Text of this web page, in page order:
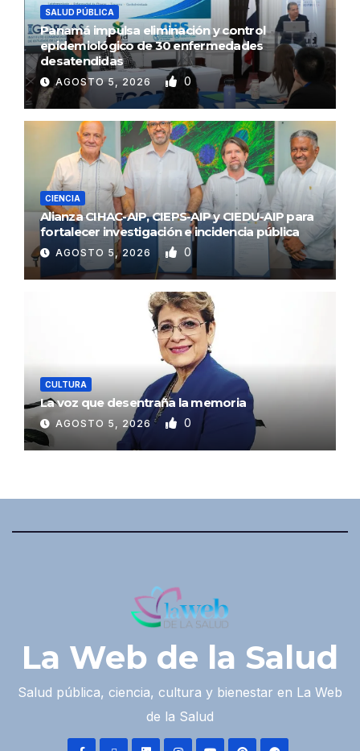
SALUD PÚBLICA
Panamá impulsa eliminación y control
epidemiológico de 30 enfermedades
desatendidas
AGOSTO 5, 2026 0
CIENCIA
Alianza CIHAC-AIP, CIEPS-AIP y CIEDU-AIP para
fortalecer investigación e incidencia pública
AGOSTO 5, 2026 0
CULTURA
La voz que desentraña la memoria
AGOSTO 5, 2026 0
La Web de la Salud
Salud pública, ciencia, cultura y bienestar en La Web
de la Salud